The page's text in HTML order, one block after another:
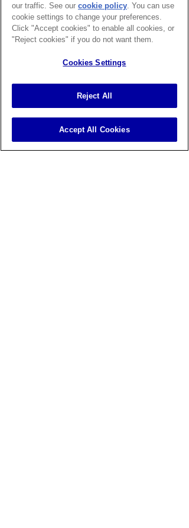
วัน-เวลา ออกตรวจ
สาขาอารีย์
ศุกร์
อาทิตย์
17.00
**กรุณาสอบถามเพื่อยืนยันนัดหมายก่อนเข้า
พบ**
our traffic. See our cookie policy(opens in a
new tab)
. You can use
cookie settings to change your preferences.
Click "Accept cookies" to enable all cookies, or
"Reject cookies" if you do not want them.
Cookies Settings
Reject All
Accept All Cookies